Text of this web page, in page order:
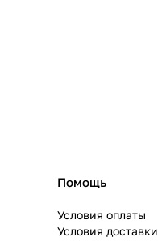
Помощь
Условия оплаты
Условия доставки